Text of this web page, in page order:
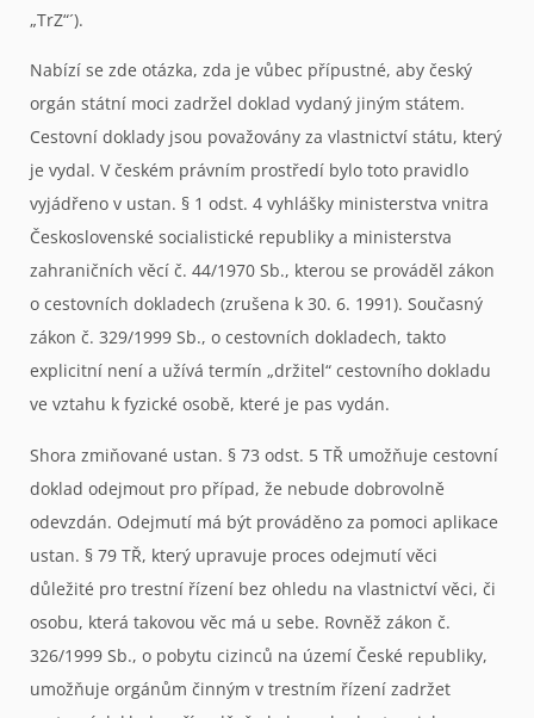
„TrZ“´).
Nabízí se zde otázka, zda je vůbec přípustné, aby český
orgán státní moci zadržel doklad vydaný jiným státem.
Cestovní doklady jsou považovány za vlastnictví státu, který
je vydal. V českém právním prostředí bylo toto pravidlo
vyjádřeno v ustan. § 1 odst. 4 vyhlášky ministerstva vnitra
Československé socialistické republiky a ministerstva
zahraničních věcí č. 44/1970 Sb., kterou se prováděl zákon
o cestovních dokladech (zrušena k 30. 6. 1991). Současný
zákon č. 329/1999 Sb., o cestovních dokladech, takto
explicitní není a užívá termín „držitel“ cestovního dokladu
ve vztahu k fyzické osobě, které je pas vydán.
Shora zmiňované ustan. § 73 odst. 5 TŘ umožňuje cestovní
doklad odejmout pro případ, že nebude dobrovolně
odevzdán. Odejmutí má být prováděno za pomoci aplikace
ustan. § 79 TŘ, který upravuje proces odejmutí věci
důležité pro trestní řízení bez ohledu na vlastnictví věci, či
osobu, která takovou věc má u sebe. Rovněž zákon č.
326/1999 Sb., o pobytu cizinců na území České republiky,
umožňuje orgánům činným v trestním řízení zadržet